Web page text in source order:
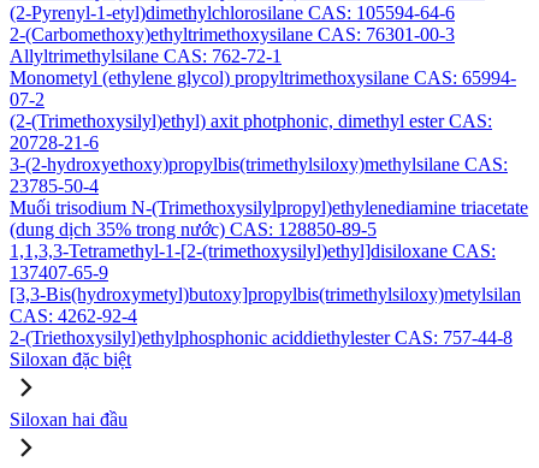
(2-Pyrenyl-1-etyl)dimethylchlorosilane CAS: 105594-64-6
2-(Carbomethoxy)ethyltrimethoxysilane CAS: 76301-00-3
Allyltrimethylsilane CAS: 762-72-1
Monometyl (ethylene glycol) propyltrimethoxysilane CAS: 65994-
07-2
(2-(Trimethoxysilyl)ethyl) axit photphonic, dimethyl ester CAS:
20728-21-6
3-(2-hydroxyethoxy)propylbis(trimethylsiloxy)methylsilane CAS:
23785-50-4
Muối trisodium N-(Trimethoxysilylpropyl)ethylenediamine triacetate
(dung dịch 35% trong nước) CAS: 128850-89-5
1,1,3,3-Tetramethyl-1-[2-(trimethoxysilyl)ethyl]disiloxane CAS:
137407-65-9
[3,3-Bis(hydroxymetyl)butoxy]propylbis(trimethylsiloxy)metylsilan
CAS: 4262-92-4
2-(Triethoxysilyl)ethylphosphonic aciddiethylester CAS: 757-44-8
Siloxan đặc biệt
Siloxan hai đầu